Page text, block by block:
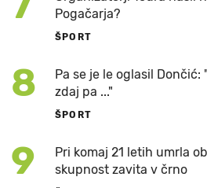
Pogačarja?
ŠPORT
8
Pa se je le oglasil Dončić:
zdaj pa ..."
ŠPORT
9
Pri komaj 21 letih umrla
skupnost zavita v črno